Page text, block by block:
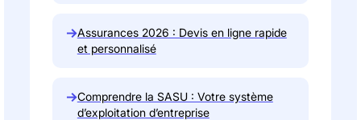
→Assurances 2026 : Devis en ligne rapide
et personnalisé
→Comprendre la SASU : Votre système
d’exploitation d’entreprise